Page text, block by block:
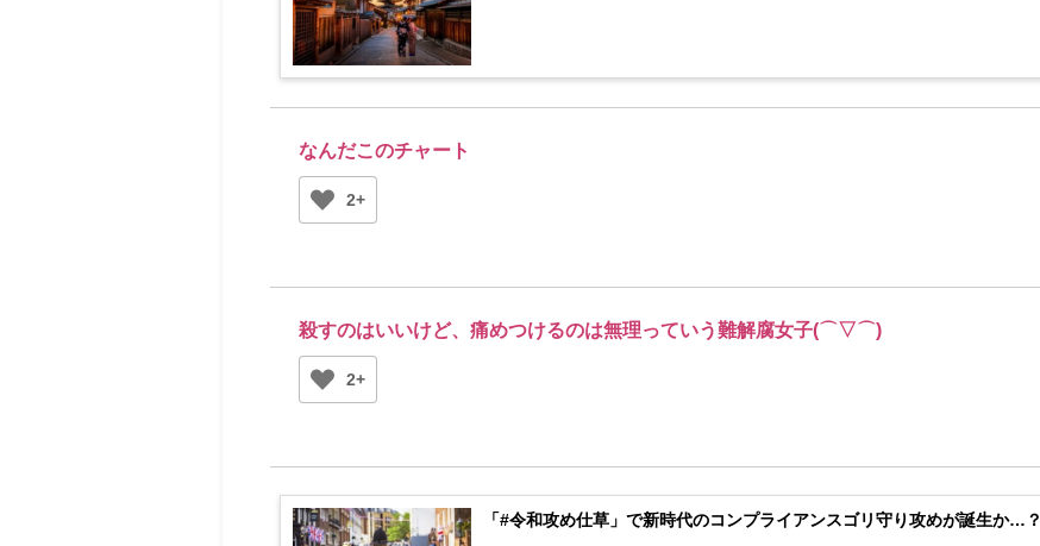
なんだこのチャート
2+
殺すのはいいけど、痛めつけるのは無理っていう難解腐女子(⌒▽⌒)
2+
「#令和攻め仕草」で新時代のコンプライアンスゴリ守り攻めが誕生か…？